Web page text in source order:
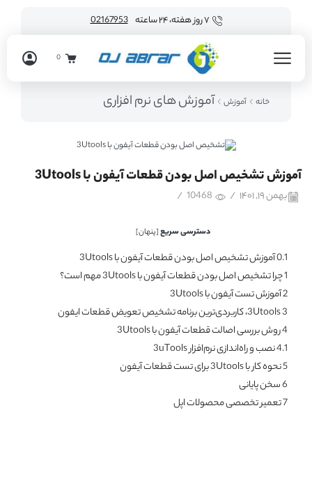
۷ روز هفته، ۲۴ ساعته 02167953
0
خانه آموزش آموزش های نرم افزاری
آموزش تشخیص اصل بودن قطعات آیفون با 3Utools
بهمن ۱۹, ۱۴۰۱ /
10468
/
دسترسی سریع[پنهان]
0.1آموزش تشخیص اصل بودن قطعات آیفون با 3Utools
1چرا تشخیص اصل بودن قطعات آیفون با 3Utools مهم است؟
2آموزش تست آیفون با 3Utools
3
4روش بررسی اصالت قطعات آیفون با 3Utools
4.1نصب و راه‌اندازی نرم‌افزار 3uTools
5نحوه کار با 3Utools برای تست قطعات آیفون
6سخن پایانی
7تعمیر تخصصی محصولات اپل